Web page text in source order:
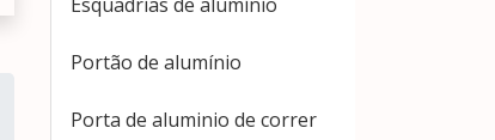
Portão de alumínio
Porta de aluminio de correr